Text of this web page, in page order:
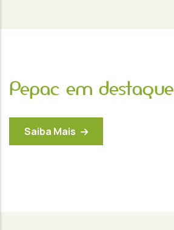
Pepac em destaque
Saiba Mais